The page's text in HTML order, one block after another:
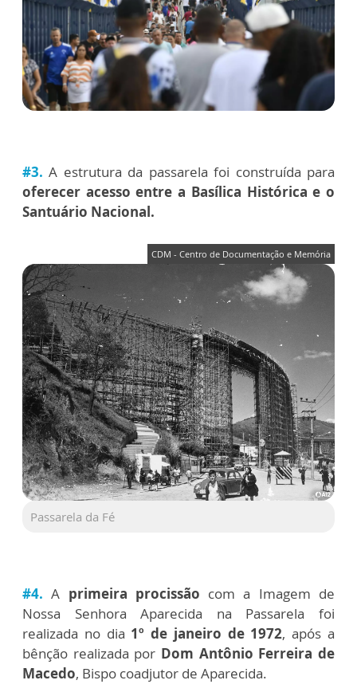
#3. A estrutura da passarela foi construída para
oferecer acesso entre a Basílica Histórica e o
Santuário Nacional.
CDM - Centro de Documentação e Memória
Passarela da Fé
#4. A primeira procissão com a Imagem de
Nossa Senhora Aparecida na Passarela foi
realizada no dia 1º de janeiro de 1972, após a
bênção realizada por Dom Antônio Ferreira de
Macedo, Bispo coadjutor de Aparecida.